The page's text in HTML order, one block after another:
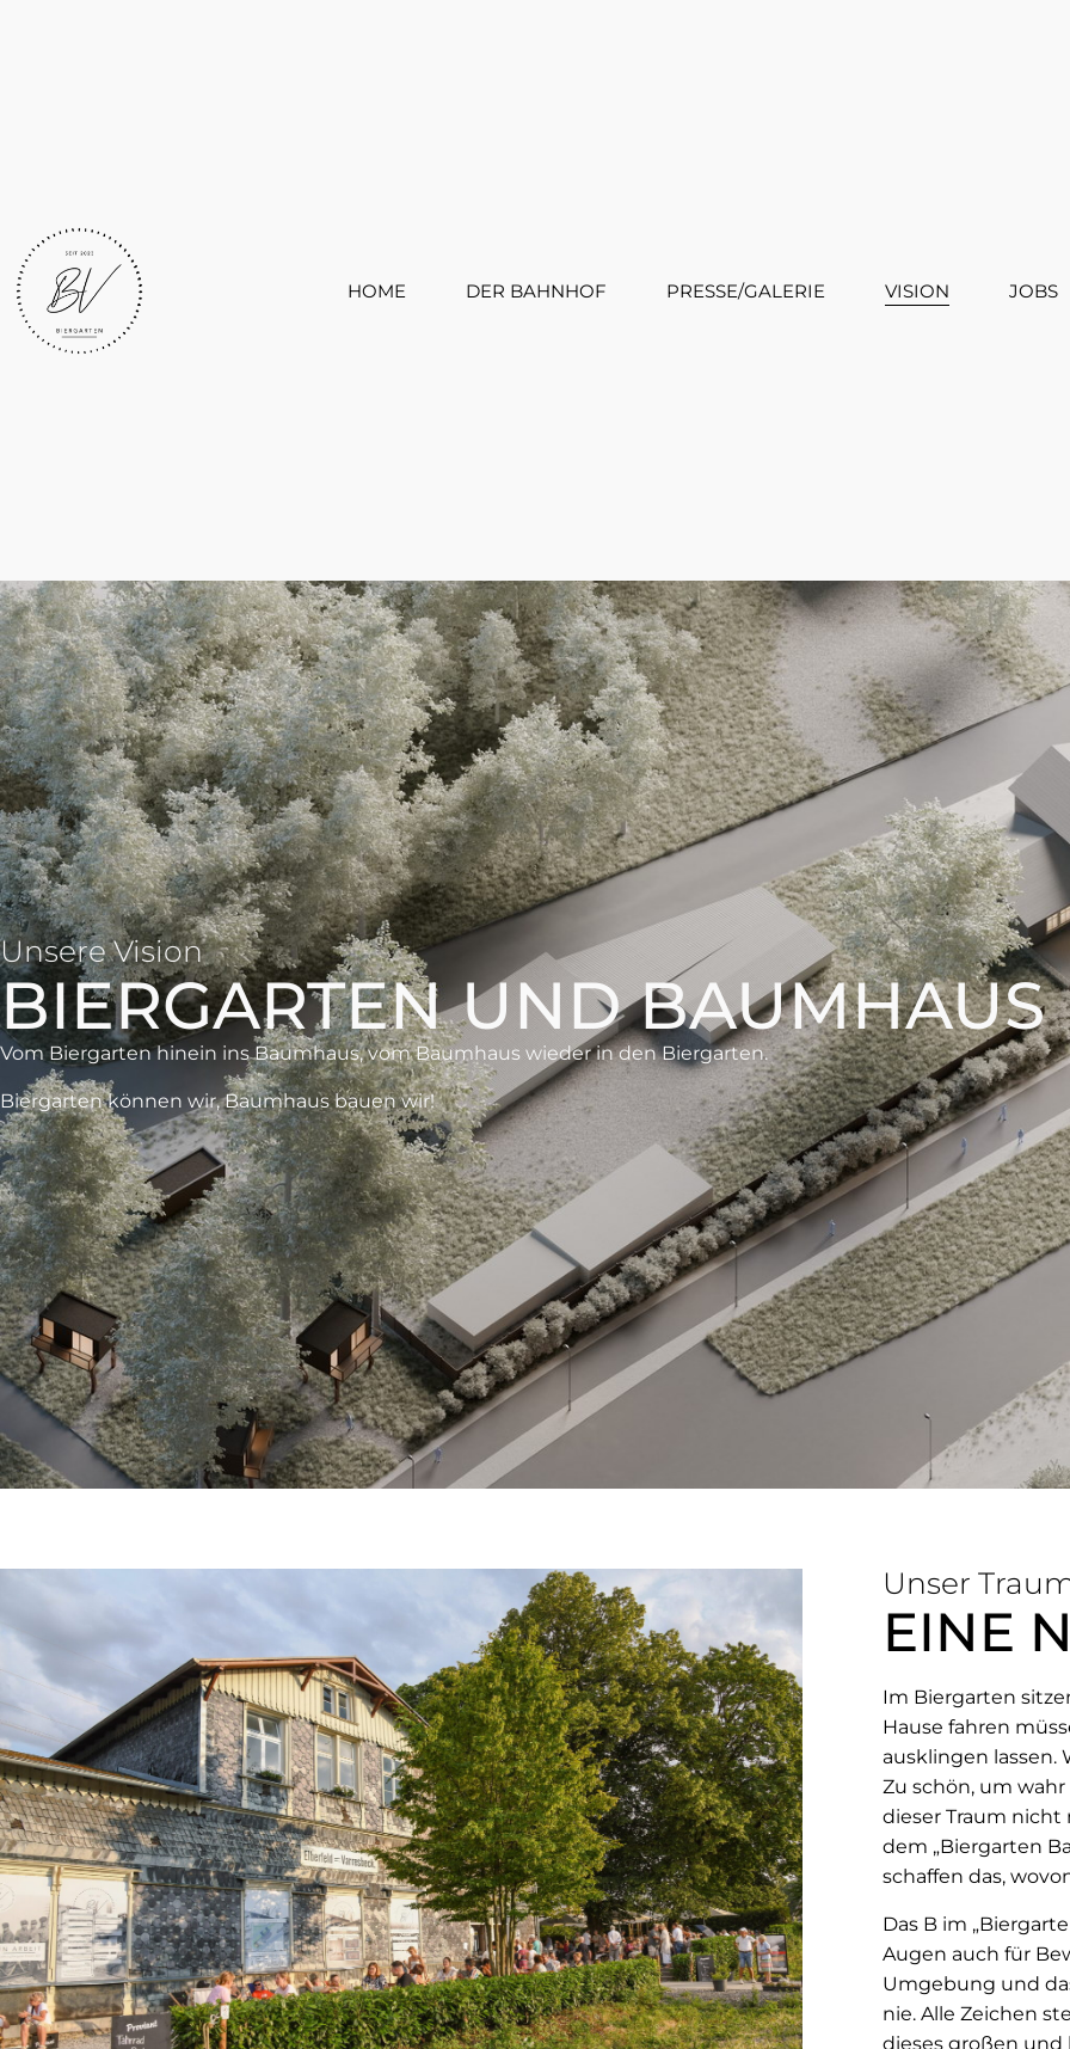
HOME DER BAHNHOF PRESSE/GALERIE VISION JOBS
Unsere Vision
BIERGARTEN UND BAUMHAUS
Vom Biergarten hinein ins Baumhaus, vom Baumhaus wieder in den Biergarten.
Biergarten können wir, Baumhaus bauen wir!
Unser
EINE
Im Biergarten
Hause fahren
ausklingen lassen.
Zu schön, um
dieser Traum nicht
dem „Biergarten
schaffen das,
Das B im
Augen auch für
Umgebung und
nie. Alle Zeichen
dieses großen